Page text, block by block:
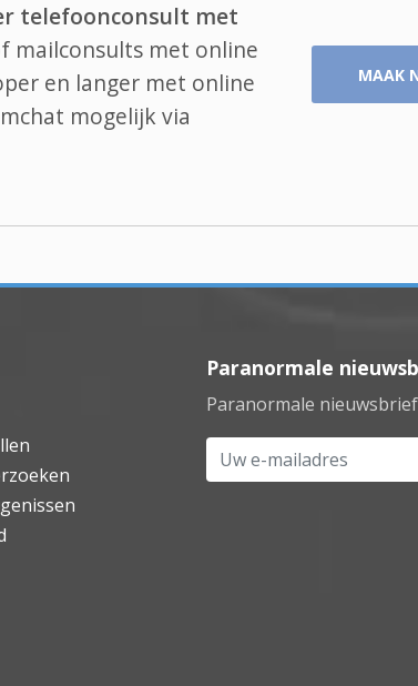
telefoonconsult met
mailconsults met online
en langer met online
mogelijk via
MAAK
Paranormale
Paranormale
Uw e-mailadres